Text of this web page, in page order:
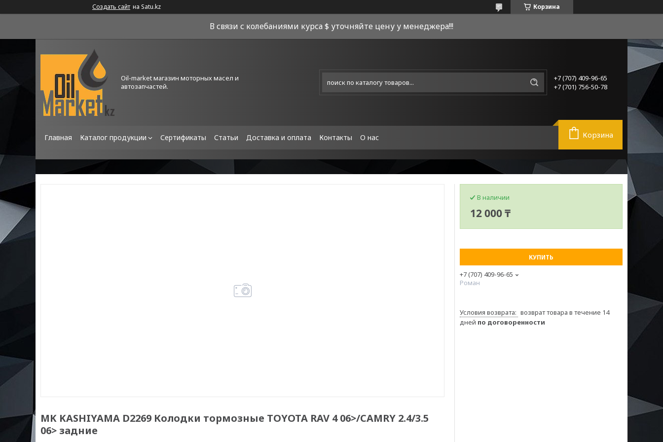
Создать сайт на Satu.kz Корзина
В связи с колебаниями курса $ уточняйте цену у менеджера!!!
Oil-market магазин моторных масел и
автозапчастей.
+7 (707) 409-96-65
+7 (701) 756-50-78
Главная Каталог продукции Сертификаты Статьи Доставка и оплата Контакты О нас Корзина
MK KASHIYAMA D2269 Колодки тормозные TOYOTA RAV 4 06>/CAMRY 2.4/3.5
06> задние
В наличии
12 000 ₸
КУПИТЬ
+7 (707) 409-96-65
Роман
возврат товара в течение 14
дней по договоренности